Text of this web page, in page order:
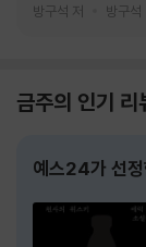
방구석 저 방구석
금주의 인기 리
예스24가 선